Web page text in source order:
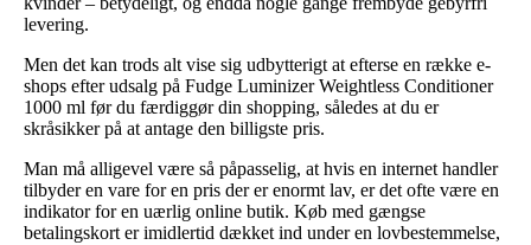
levering.
Men det kan trods alt vise sig udbytterigt at efterse en række e-
shops efter udsalg på Fudge Luminizer Weightless Conditioner
1000 ml før du færdiggør din shopping, således at du er
skråsikker på at antage den billigste pris.
Man må alligevel være så påpasselig, at hvis en internet handler
tilbyder en vare for en pris der er enormt lav, er det ofte være en
indikator for en uærlig online butik. Køb med gængse
betalingskort er imidlertid dækket ind under en lovbestemmelse,